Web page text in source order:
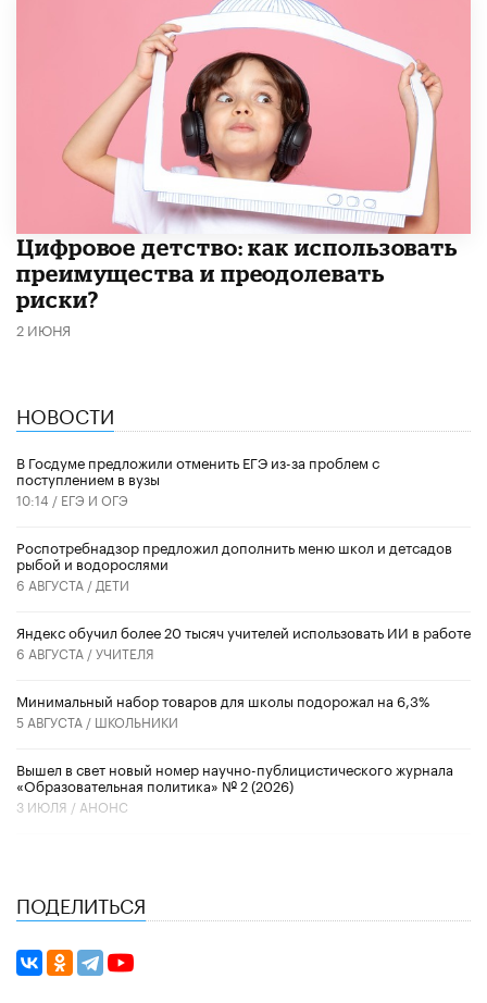
​Цифровое детство: как использовать
преимущества и преодолевать
риски?
2 ИЮНЯ
НОВОСТИ
В Госдуме предложили отменить ЕГЭ из-за проблем с
поступлением в вузы
10:14 / ЕГЭ И ОГЭ
Роспотребнадзор предложил дополнить меню школ и детсадов
рыбой и водорослями
6 АВГУСТА / ДЕТИ
​Яндекс обучил более 20 тысяч учителей использовать ИИ в работе
6 АВГУСТА /УЧИТЕЛЯ
Минимальный набор товаров для школы подорожал на 6,3%
5 АВГУСТА / ШКОЛЬНИКИ
Вышел в свет новый номер научно-публицистического журнала
«Образовательная политика» № 2 (2026)
3 ИЮЛЯ / АНОНС
ПОДЕЛИТЬСЯ